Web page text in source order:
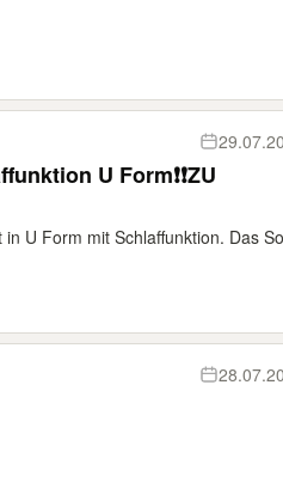
U Form❗❗ZU
U Form mit Schlaffunktion. Das